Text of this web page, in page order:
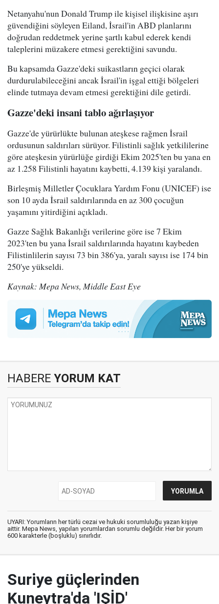
Netanyahu'nun Donald Trump ile kişisel ilişkisine aşırı
güvendiğini söyleyen Eiland, İsrail'in ABD planlarını
doğrudan reddetmek yerine şartlı kabul ederek kendi
taleplerini müzakere etmesi gerektiğini savundu.
Bu kapsamda Gazze'deki suikastların geçici olarak
durdurulabileceğini ancak İsrail'in işgal ettiği bölgeleri
elinde tutmaya devam etmesi gerektiğini dile getirdi.
Gazze'deki insani tablo ağırlaşıyor
Gazze'de yürürlükte bulunan ateşkese rağmen İsrail
ordusunun saldırıları sürüyor. Filistinli sağlık yetkililerine
göre ateşkesin yürürlüğe girdiği Ekim 2025'ten bu yana en
az 1.258 Filistinli hayatını kaybetti, 4.139 kişi yaralandı.
Birleşmiş Milletler Çocuklara Yardım Fonu (UNICEF) ise
son 10 ayda İsrail saldırılarında en az 300 çocuğun
yaşamını yitirdiğini açıkladı.
Gazze Sağlık Bakanlığı verilerine göre ise 7 Ekim
2023'ten bu yana İsrail saldırılarında hayatını kaybeden
Filistinlilerin sayısı 73 bin 386'ya, yaralı sayısı ise 174 bin
250'ye yükseldi.
Kaynak: Mepa News, Middle East Eye
HABERE YORUM KAT
UYARI: Yorumların her türlü cezai ve hukuki sorumluluğu yazan kişiye
aittir. Mepa News, yapılan yorumlardan sorumlu değildir. Her bir yorum
600 karakterle (boşluklu) sınırlıdır.
Suriye güçlerinden
Kuneytra'da 'IŞİD'